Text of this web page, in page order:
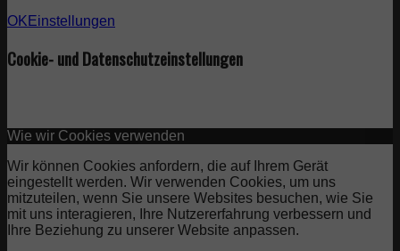
OK Einstellungen
Cookie- und Datenschutzeinstellungen
Wie wir Cookies verwenden
Wir können Cookies anfordern, die auf Ihrem Gerät
eingestellt werden. Wir verwenden Cookies, um uns
mitzuteilen, wenn Sie unsere Websites besuchen, wie Sie
mit uns interagieren, Ihre Nutzererfahrung verbessern und
Ihre Beziehung zu unserer Website anpassen.